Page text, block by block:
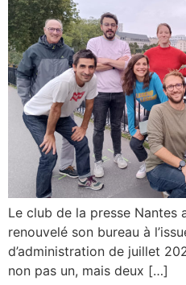
Le club de la presse Nantes
renouvelé son bureau à
d’administration de juillet
non pas un, mais deux […]